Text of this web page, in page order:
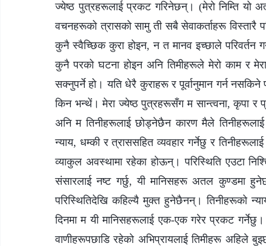
ज्येष्ठ पुत्रहरूलाई प्रकट गरिनेछन्। (मेरो निम्ति यो
वचनहरूको त्रासको सामु ती सबै सेवाकर्ताहरू
कुनै स्वैच्छिक कुरा होइन, न त मानव इच्छाले परिवर्तन
कुनै परको घटना होइन अनि तिमीहरूले मेरो काम र
सक्नुपर्ने हो। यति धेरै कुराहरू र पूर्वानुमान गर्न
किन भन्थें। मेरा ज्येष्ठ पुत्रहरूसँग म सान्त्वना, कृपा र
अनि म तिनीहरूलाई छोड्नेछैन कारण मैले
न्याय, धम्की र त्राससहित व्यवहार गर्नेछु र
व्याकुल अवस्थामा रहेका होऊन्। परिस्थिति एउटा
संसारलाई नष्ट गर्छु, यी मानिसहरू अतल कुण्डमा
परिस्थितिदेखि कहिल्यै मुक्त हुनेछैनन्। तिनीहरूको
दिनमा म यी मानिसहरूलाई एक-एक गरेर प्रकट
वाणीहरूपछाडि रहेको अभिप्रायलाई तिमीहरू अहिले